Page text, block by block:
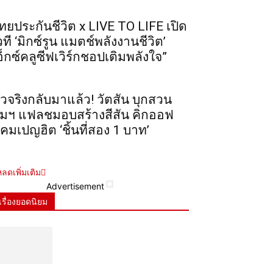
ยประกันชีวิต x LIVE TO LIFE เปิด
ที ‘มิกซ์รูน แมตช์พลังงานชีวิต’
กซ์คลูซีฟเวิร์กชอปเติมพลังใจ”
จริงกลับมาแล้ว! วัตสัน บุกสวน
ฯ แฟลชมอบสร้างสีสัน คิกออฟ
มเปญฮิต ‘ชิ้นที่สอง 1 บาท’
ดเพิ่มเติม
Advertisement
เรื่องยอดนิยม